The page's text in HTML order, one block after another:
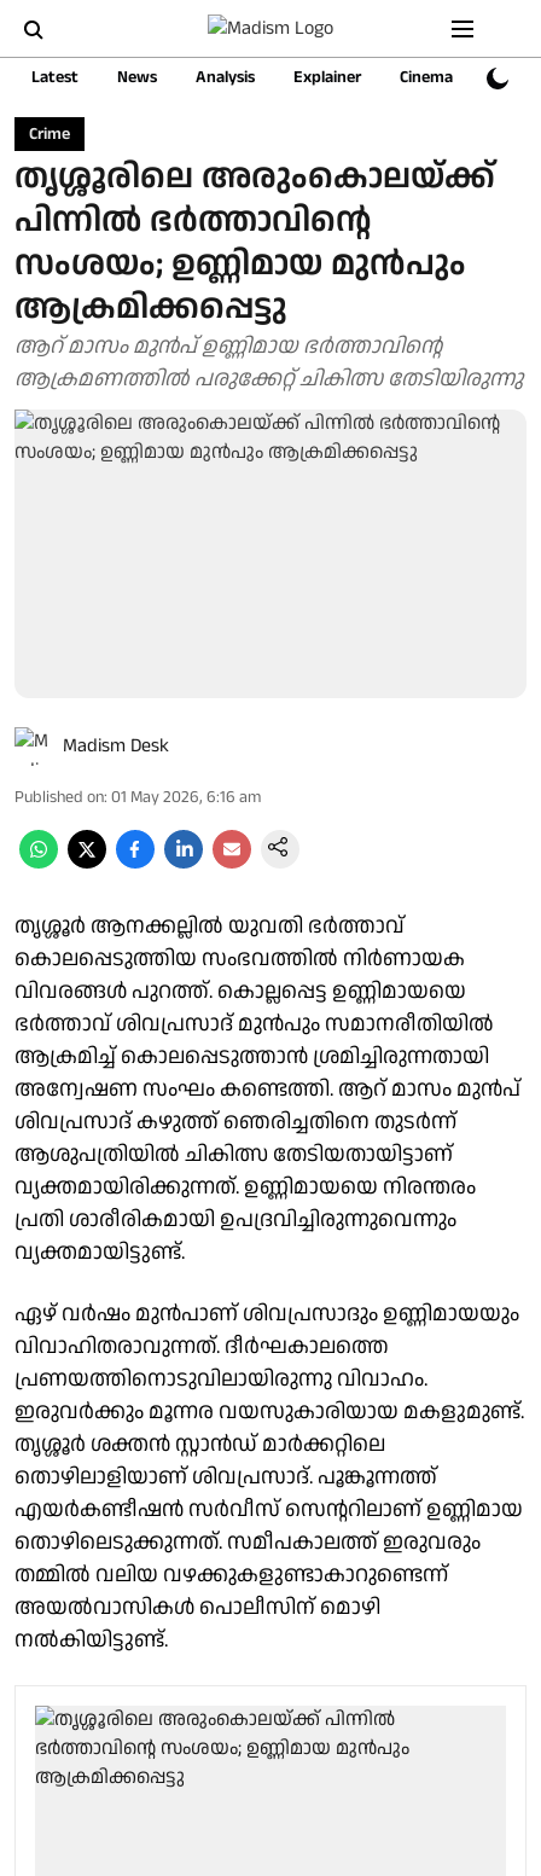
Latest News Analysis Explainer Cinema Sports
Crime
തൃശ്ശൂരിലെ അരുംകൊലയ്ക്ക്
പിന്നില്‍ ഭര്‍ത്താവിന്റെ
സംശയം; ഉണ്ണിമായ മുന്‍പും
ആക്രമിക്കപ്പെട്ടു
ആറ് മാസം മുന്‍പ് ഉണ്ണിമായ ഭര്‍ത്താവിന്റെ
ആക്രമണത്തില്‍ പരുക്കേറ്റ് ചികിത്സ തേടിയിരുന്നു
Madism Desk
Published on: 01 May 2026, 6:16 am
തൃശ്ശൂര്‍ ആനക്കല്ലില്‍ യുവതി ഭര്‍ത്താവ്
കൊലപ്പെടുത്തിയ സംഭവത്തില്‍ നിര്‍ണായക
വിവരങ്ങള്‍ പുറത്ത്. കൊല്ലപ്പെട്ട ഉണ്ണിമായയെ
ഭര്‍ത്താവ് ശിവപ്രസാദ് മുന്‍പും സമാനരീതിയില്‍
ആക്രമിച്ച് കൊലപ്പെടുത്താന്‍ ശ്രമിച്ചിരുന്നതായി
അന്വേഷണ സംഘം കണ്ടെത്തി. ആറ് മാസം മുന്‍പ്
ശിവപ്രസാദ് കഴുത്ത് ഞെരിച്ചതിനെ തുടര്‍ന്ന്
ആശുപത്രിയില്‍ ചികിത്സ തേടിയതായിട്ടാണ്
വ്യക്തമായിരിക്കുന്നത്. ഉണ്ണിമായയെ നിരന്തരം
പ്രതി ശാരീരികമായി ഉപദ്രവിച്ചിരുന്നുവെന്നും
വ്യക്തമായിട്ടുണ്ട്.
ഏഴ് വര്‍ഷം മുൻപാണ് ശിവപ്രസാദും ഉണ്ണിമായയും
വിവാഹിതരാവുന്നത്. ദീര്‍ഘകാലത്തെ
പ്രണയത്തിനൊടുവിലായിരുന്നു വിവാഹം.
ഇരുവര്‍ക്കും മൂന്നര വയസുകാരിയായ മകളുമുണ്ട്.
തൃശ്ശൂര്‍ ശക്തന്‍ സ്റ്റാന്‍ഡ് മാര്‍ക്കറ്റിലെ
തൊഴിലാളിയാണ് ശിവപ്രസാദ്. പൂങ്കൂന്നത്ത്
എയര്‍കണ്ടീഷന്‍ സര്‍വീസ് സെന്ററിലാണ് ഉണ്ണിമായ
തൊഴിലെടുക്കുന്നത്. സമീപകാലത്ത് ഇരുവരും
തമ്മില്‍ വലിയ വഴക്കുകളുണ്ടാകാറുണ്ടെന്ന്
അയല്‍വാസികള്‍ പൊലീസിന് മൊഴി
നല്‍കിയിട്ടുണ്ട്.